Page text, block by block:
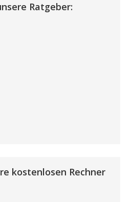
Ratgeber:
kostenlosen Rechner